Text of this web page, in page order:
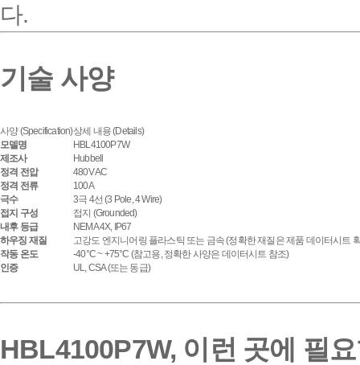
다.
기술 사양
사양 (Specification)상세 내용 (Details)
모델명
HBL4100P7W
제조사
Hubbell
정격 전압
480V AC
정격 전류
100A
극수
3극 4선 (3 Pole, 4 Wire)
접지 구성
접지 (Grounded)
내후 등급
NEMA 4X, IP67
하우징 재질
고강도 엔지니어링 플라스틱 또는 금속 (정확한 재질은 제품 데이터시트
작동 온도
-40°C ~ +75°C (참고용, 정확한 사양은 데이터시트 참조)
인증
UL, CSA (또는 동급)
HBL4100P7W, 이런 곳에 필